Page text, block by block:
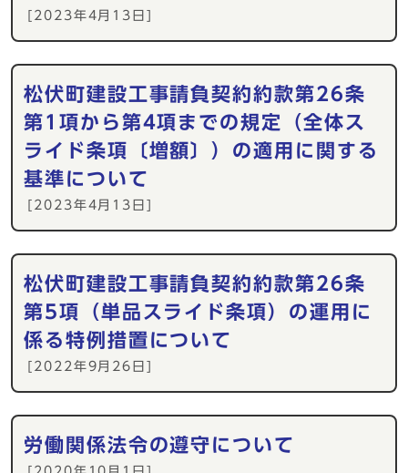
[2023年4月13日]
松伏町建設工事請負契約約款第26条
第1項から第4項までの規定（全体ス
ライド条項〔増額〕）の適用に関する
基準について
[2023年4月13日]
松伏町建設工事請負契約約款第26条
第5項（単品スライド条項）の運用に
係る特例措置について
[2022年9月26日]
労働関係法令の遵守について